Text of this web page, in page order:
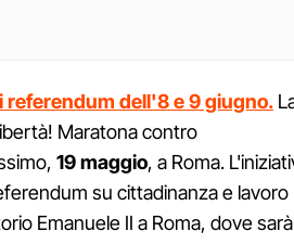
i referendum dell'8 e 9 giugno.
Maratona contro
19 maggio, a Roma.
su cittadinanza e lavoro
Emanuele II a Roma, dove sarà